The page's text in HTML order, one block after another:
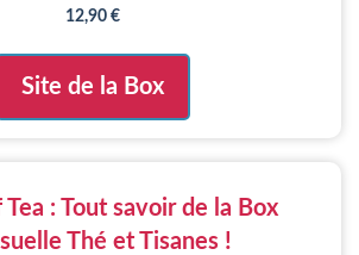
12,90 €
Site de la Box
: Tout savoir de la Box
Thé et Tisanes !